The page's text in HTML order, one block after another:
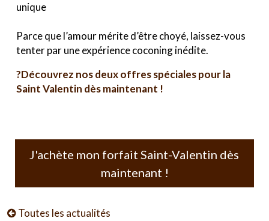
unique
Parce que l’amour mérite d’être choyé, laissez-vous
tenter par une expérience coconing inédite.
?Découvrez nos deux offres spéciales pour la
Saint Valentin dès maintenant !
J'achète mon forfait Saint-Valentin dès
maintenant !
Toutes les actualités